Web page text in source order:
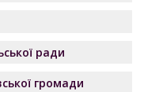
ради
громади